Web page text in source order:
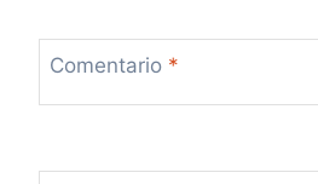
Comentario *